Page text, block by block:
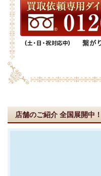
店舗のご紹介 全国展開中！